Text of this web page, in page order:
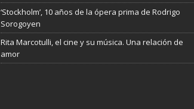
‘Stockholm’, 10 años de la ópera prima de Rodrigo
Sorogoyen
Rita Marcotulli, el cine y su música. Una relación de
amor